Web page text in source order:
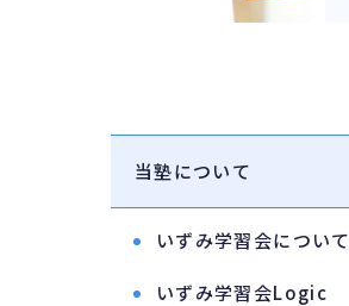
当塾について
いずみ学習会について
いずみ学習会Logic